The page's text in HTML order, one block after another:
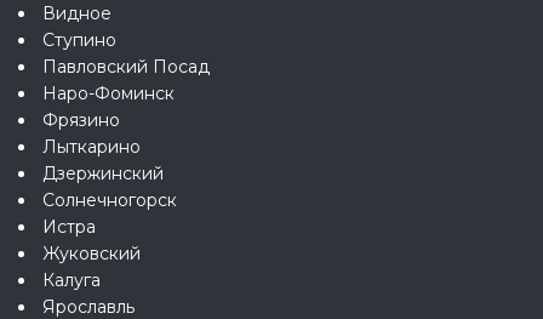
Видное
Ступино
Павловский Посад
Наро-Фоминск
Фрязино
Лыткарино
Дзержинский
Солнечногорск
Истра
Жуковский
Калуга
Ярославль